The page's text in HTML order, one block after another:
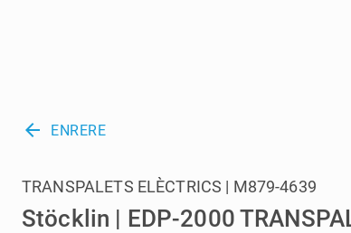
arrow_back ENRERE
Stöcklin | EDP-2000
TRANSPALETS ELÈCTRICS | M879-4639